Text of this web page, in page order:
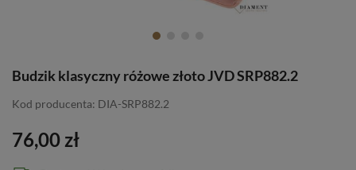
Budzik klasyczny różowe złoto JVD SRP882.2
Kod producenta: DIA-SRP882.2
76,00 zł